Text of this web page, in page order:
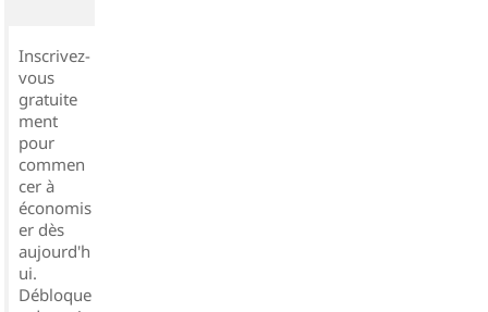
Inscrivez-
vous
gratuite
ment
pour
commen
cer à
économis
er dès
aujourd'h
ui.
Débloque